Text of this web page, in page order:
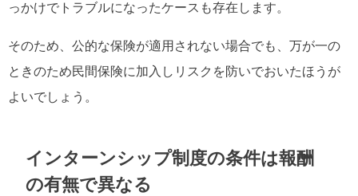
っかけでトラブルになったケースも存在します。
そのため、公的な保険が適用されない場合でも、万が一の
ときのため民間保険に加入しリスクを防いでおいたほうが
よいでしょう。
インターンシップ制度の条件は報酬
の有無で異なる